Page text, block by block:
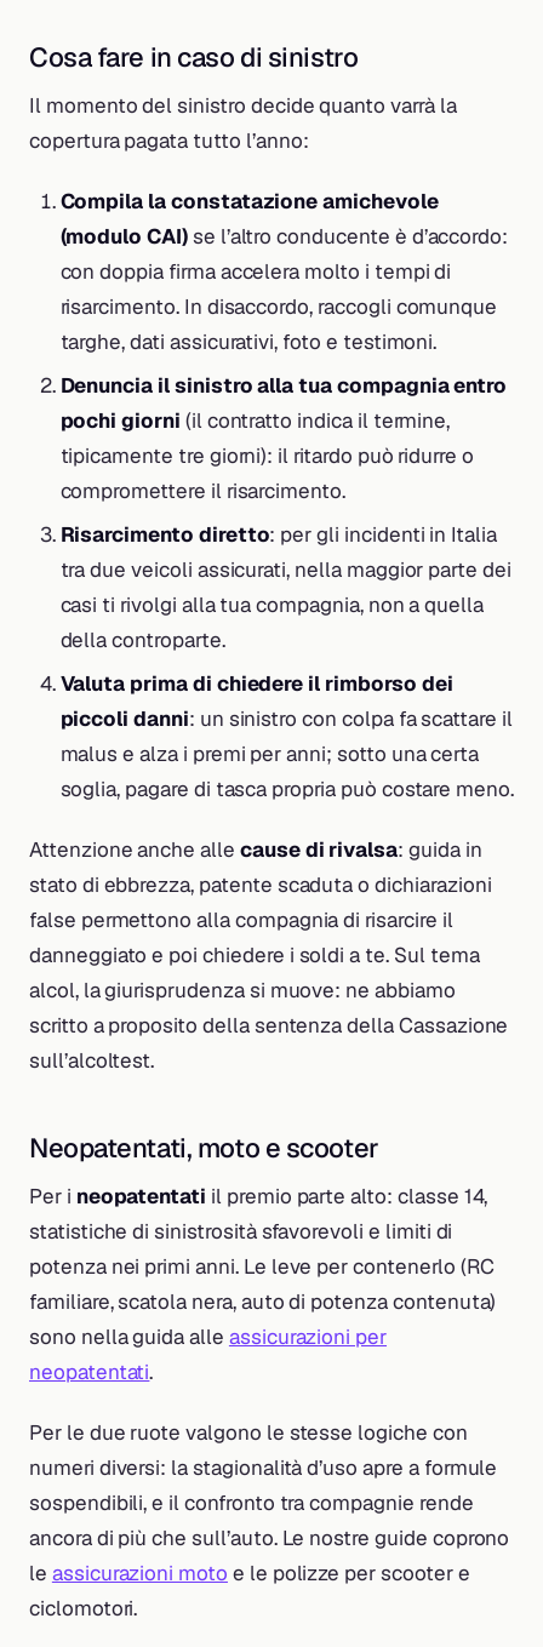
Cosa fare in caso di sinistro
Il momento del sinistro decide quanto varrà la
copertura pagata tutto l’anno:
Compila la constatazione amichevole
(modulo CAI)se l’altro conducente è d’accordo:
con doppia firma accelera molto i tempi di
risarcimento. In disaccordo, raccogli comunque
targhe, dati assicurativi, foto e testimoni.
Denuncia il sinistro alla tua compagnia entro
pochi giorni (il contratto indica il termine,
tipicamente tre giorni): il ritardo può ridurre o
compromettere il risarcimento.
Risarcimento diretto: per gli incidenti in Italia
tra due veicoli assicurati, nella maggior parte dei
casi ti rivolgi alla tua compagnia, non a quella
della controparte.
Valuta prima di chiedere il rimborso dei
piccoli danni: un sinistro con colpa fa scattare il
malus e alza i premi per anni; sotto una certa
soglia, pagare di tasca propria può costare meno.
Attenzione anche alle cause di rivalsa: guida in
stato di ebbrezza, patente scaduta o dichiarazioni
false permettono alla compagnia di risarcire il
danneggiato e poi chiedere i soldi a te. Sul tema
alcol, la giurisprudenza si muove: ne abbiamo
scritto a proposito della sentenza della Cassazione
sull’alcoltest.
Neopatentati, moto e scooter
Per i neopatentati il premio parte alto: classe 14,
statistiche di sinistrosità sfavorevoli e limiti di
potenza nei primi anni. Le leve per contenerlo (RC
familiare, scatola nera, auto di potenza contenuta)
sono nella guida alle assicurazioni per
neopatentati.
Per le due ruote valgono le stesse logiche con
numeri diversi: la stagionalità d’uso apre a formule
sospendibili, e il confronto tra compagnie rende
ancora di più che sull’auto. Le nostre guide coprono
le assicurazioni moto e le polizze per scooter e
ciclomotori.